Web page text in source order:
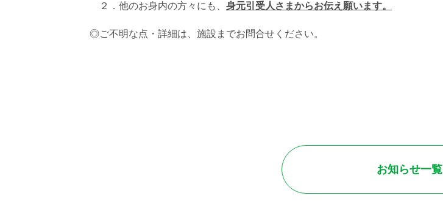
２．他のお身内の方々にも、 身元引受人さまからお伝え願います。
◎ご不明な点・詳細は、施設までお問合せください。
お知らせ一覧